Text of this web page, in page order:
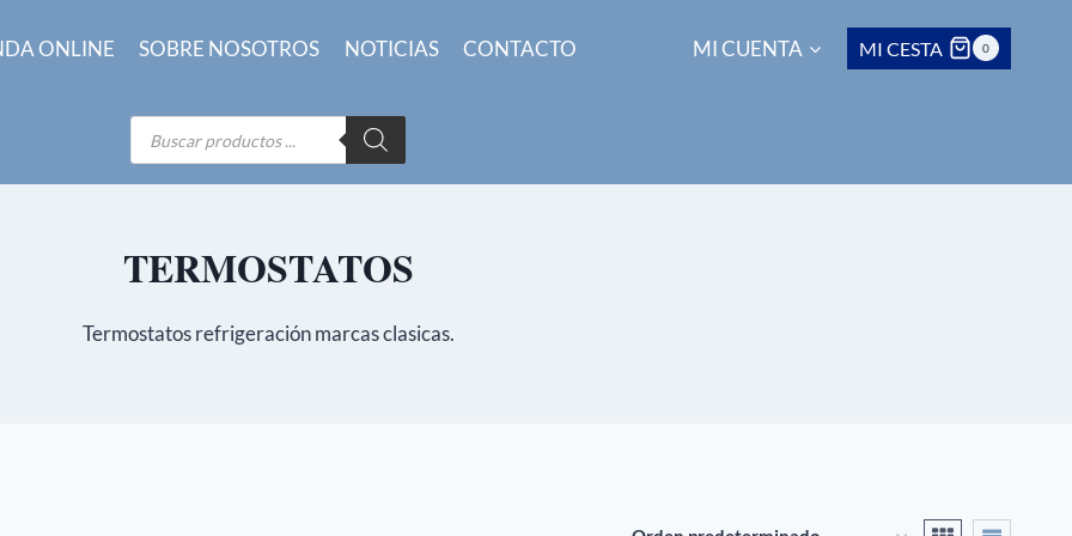
ONLINE SOBRE NOSOTROS NOTICIAS CONTACTO MI CUENTA MI CESTA 0
Búsqueda
de
productos
TERMOSTATOS
Termostatos refrigeración marcas clasicas.